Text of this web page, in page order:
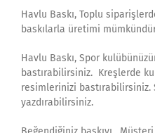
Havlu Baskı, Toplu
baskılarla üretimi
Havlu Baskı, Spor
bastırabilirsiniz. Kreşlerde
resimlerinizi bastırabilirsiniz.
yazdırabilirsiniz.